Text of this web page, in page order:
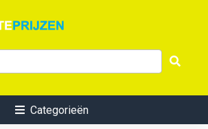
Categorieën